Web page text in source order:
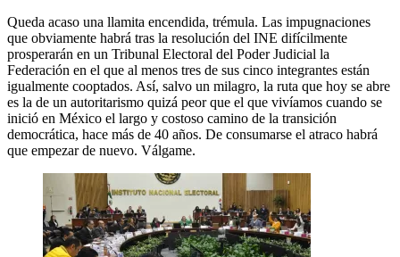
Queda acaso una llamita encendida, trémula. Las impugnaciones
que obviamente habrá tras la resolución del INE difícilmente
prosperarán en un Tribunal Electoral del Poder Judicial la
Federación en el que al menos tres de sus cinco integrantes están
igualmente cooptados. Así, salvo un milagro, la ruta que hoy se abre
es la de un autoritarismo quizá peor que el que vivíamos cuando se
inició en México el largo y costoso camino de la transición
democrática, hace más de 40 años. De consumarse el atraco habrá
que empezar de nuevo. Válgame.